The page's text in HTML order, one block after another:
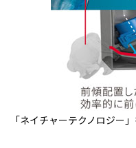
「ネイチャーテクノロジー